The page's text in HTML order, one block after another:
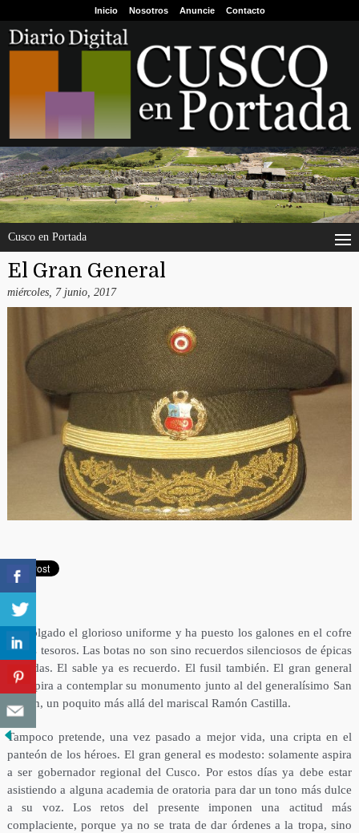
Inicio Nosotros Anuncie Contacto
Cusco en Portada
El Gran General
miércoles, 7 junio, 2017
Ha colgado el glorioso uniforme y ha puesto los galones en el cofre
de los tesoros. Las botas no son sino recuerdos silenciosos de épicas
jornadas. El sable ya es recuerdo. El fusil también. El gran general
no aspira a contemplar su monumento junto al del generalísimo San
Martín, un poquito más allá del mariscal Ramón Castilla.
Tampoco pretende, una vez pasado a mejor vida, una cripta en el
panteón de los héroes. El gran general es modesto: solamente aspira
a ser gobernador regional del Cusco. Por estos días ya debe estar
asistiendo a alguna academia de oratoria para dar un tono más dulce
a su voz. Los retos del presente imponen una actitud más
complaciente, porque ya no se trata de dar órdenes a la tropa, sino